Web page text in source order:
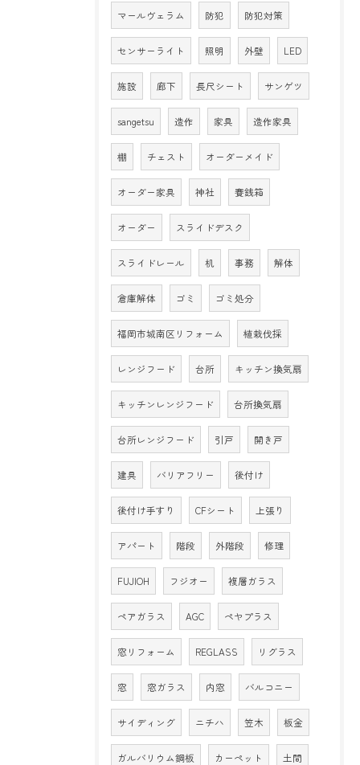
マールヴェラム 防犯 防犯対策
センサーライト 照明 外壁 LED
施設 廊下 長尺シート サンゲツ
sangetsu 造作 家具 造作家具
棚 チェスト オーダーメイド
オーダー家具 神社 賽銭箱
オーダー スライドデスク
スライドレール 机 事務 解体
倉庫解体 ゴミ ゴミ処分
福岡市城南区リフォーム 植栽伐採
レンジフード 台所 キッチン換気扇
キッチンレンジフード 台所換気扇
台所レンジフード 引戸 開き戸
建具 バリアフリー 後付け
後付け手すり CFシート 上張り
アパート 階段 外階段 修理
FUJIOH フジオー 複層ガラス
ペアガラス AGC ペヤプラス
窓リフォーム REGLASS リグラス
窓 窓ガラス 内窓 バルコニー
サイディング ニチハ 笠木 板金
ガルバリウム鋼板 カーペット 土間